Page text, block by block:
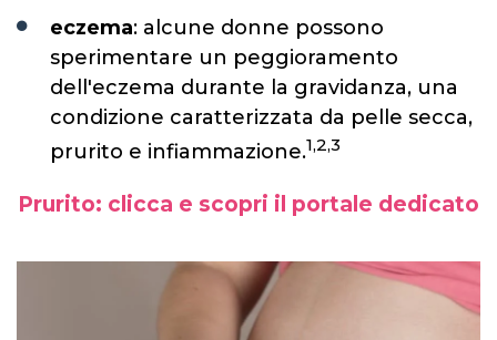
eczema: alcune donne possono
sperimentare un peggioramento
dell'eczema durante la gravidanza, una
condizione caratterizzata da pelle secca,
prurito e infiammazione.1,2,3
Prurito: clicca e scopri il portale dedicato